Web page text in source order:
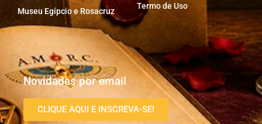
Museu Egípcio e Rosacruz
Termo de Uso
Novidades por email
CLIQUE AQUI E INSCREVA-SE!